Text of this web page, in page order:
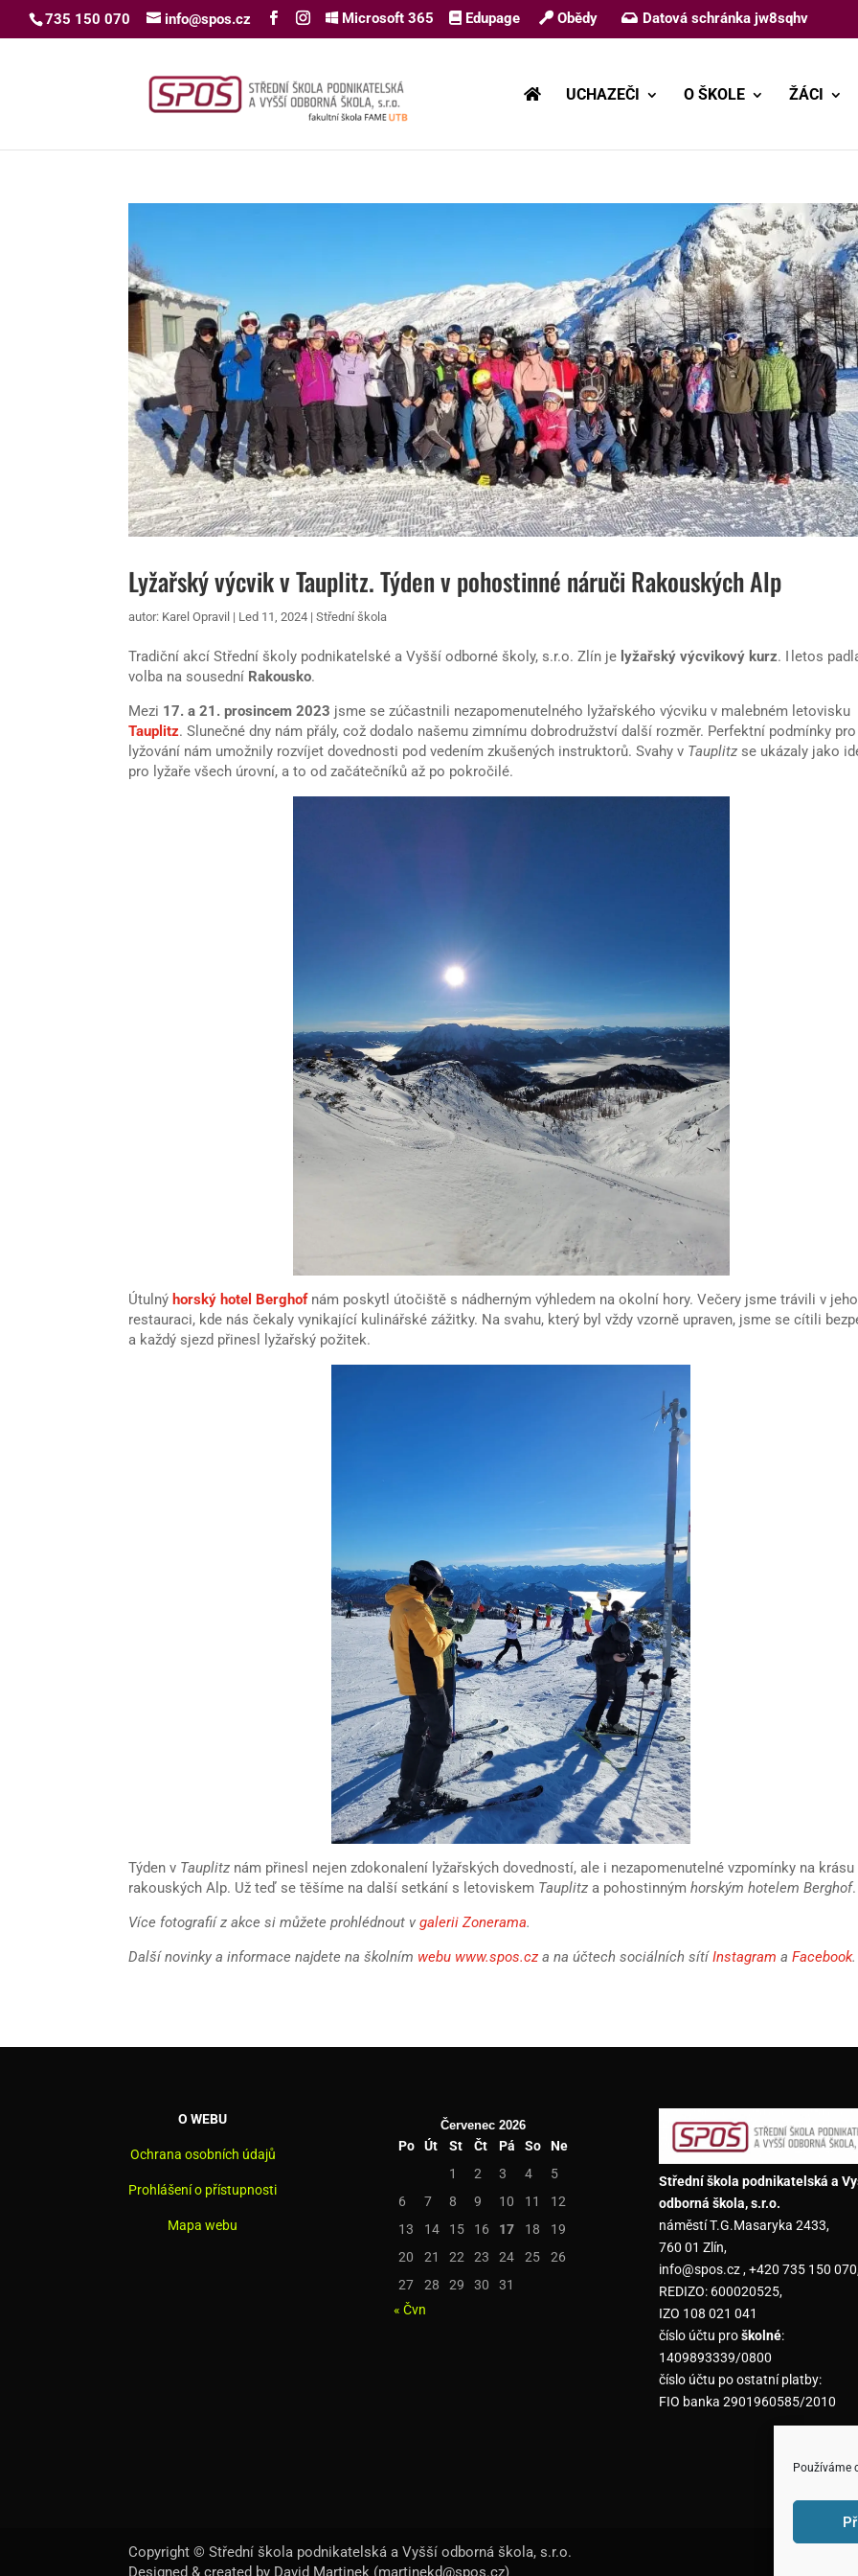
Používáme
735 150 070 info@spos.cz Microsoft 365 Edupage Obědy Datová schránka jw8sqhv
UCHAZEČI O ŠKOLE ŽÁCI
Lyžařský výcvik v Tauplitz. Týden v pohostinné náruči Rakouských Alp
autor: Karel Opravil | Led 11, 2024 |Střední škola
Tradiční akcí Střední školy podnikatelské a Vyšší odborné školy, s.r.o. Zlín je lyžařský výcvikový kurz. I letos
volba na sousední Rakousko.
Mezi 17. a 21. prosincem 2023 jsme se zúčastnili nezapomenutelného lyžařského výcviku v malebném letovisku
Tauplitz. Slunečné dny nám přály, což dodalo našemu zimnímu dobrodružství další rozměr. Perfektní podmínky pro
lyžování nám umožnily rozvíjet dovednosti pod vedením zkušených instruktorů. Svahy v Tauplitz se ukázaly jako
pro lyžaře všech úrovní, a to od začátečníků až po pokročilé.
Útulný horský hotel Berghofnám poskytl útočiště s nádherným výhledem na okolní hory. Večery jsme trávili v jeho
restauraci, kde nás čekaly vynikající kulinářské zážitky. Na svahu, který byl vždy vzorně upraven, jsme se cítili
a každý sjezd přinesl lyžařský požitek.
Týden v Tauplitz nám přinesl nejen zdokonalení lyžařských dovedností, ale i nezapomenutelné vzpomínky na krásu
rakouských Alp. Už teď se těšíme na další setkání s letoviskem Tauplitz a pohostinnýmhorským hotelem Berghof.
Více fotografií z akce si můžete prohlédnout vgalerii Zonerama.
Další novinky a informace najdete na školním webu www.spos.cz a na účtech sociálních sítíInstagram aFacebook.
O WEBU
Ochrana osobních údajů
Prohlášení o přístupnosti
Mapa webu
Červenec 2026
Po Út St Čt Pá So
Ne
1
2 3 4
5
6
7 8 9 10 11
12
13
14 15 16 17 18
19
20
21 22 23 24 25
26
27
28 29 30
31
« Čvn
Střední škola podnikatelská a
odborná škola, s.r.o.
náměstí T.G.Masaryka 2433,
760 01 Zlín,
info@spos.cz , +420 735 150
REDIZO: 600020525,
IZO 108 021 041
číslo účtu proškolné:
1409893339/0800
číslo účtu po ostatní platby:
FIO banka 2901960585/2010
Copyright © Střední škola podnikatelská a Vyšší odborná škola, s.r.o.
Designed & created by David Martinek (martinekd@spos.cz)